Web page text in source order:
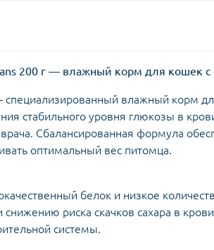
200 г — влажный корм для кошек
влажный корм
стабильного уровня глюкозы в
Сбалансированная формула
оптимальный вес питомца.
белок и низкое
риска скачков сахара в
системы.